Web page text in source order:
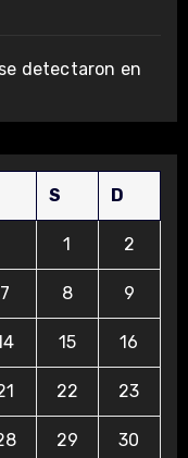
detectaron en
S D
1 2
7 8 9
15 16
22 23
29 30